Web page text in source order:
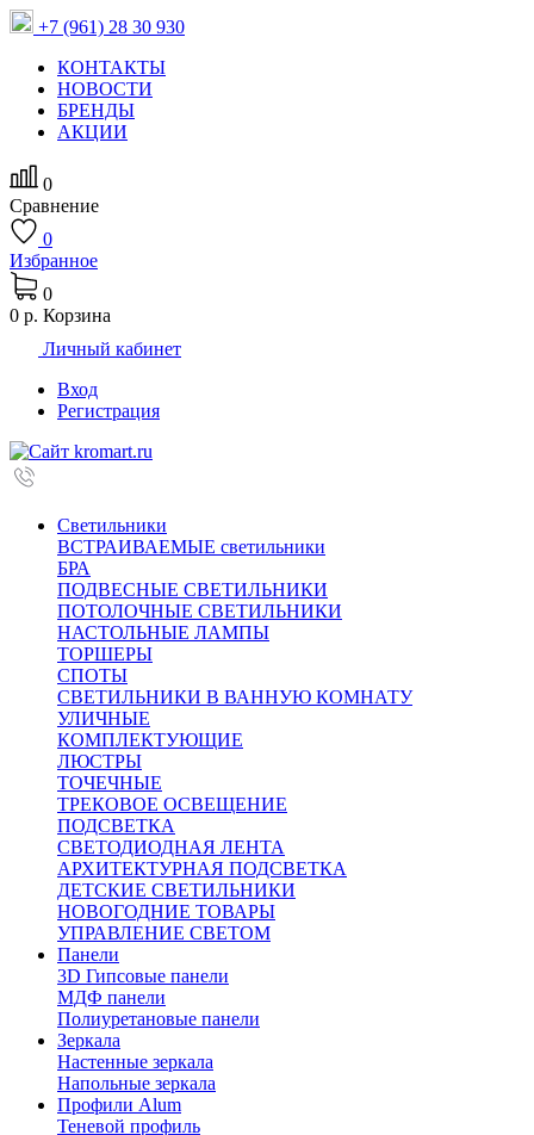
+7 (961) 28 30 930
КОНТАКТЫ
НОВОСТИ
БРЕНДЫ
АКЦИИ
0
Сравнение
0
Избранное
0
0 р. Корзина
Личный кабинет
Вход
Регистрация
Светильники
ВСТРАИВАЕМЫЕ светильники
БРА
ПОДВЕСНЫЕ СВЕТИЛЬНИКИ
ПОТОЛОЧНЫЕ СВЕТИЛЬНИКИ
НАСТОЛЬНЫЕ ЛАМПЫ
ТОРШЕРЫ
СПОТЫ
СВЕТИЛЬНИКИ В ВАННУЮ КОМНАТУ
УЛИЧНЫЕ
КОМПЛЕКТУЮЩИЕ
ЛЮСТРЫ
ТОЧЕЧНЫЕ
ТРЕКОВОЕ ОСВЕЩЕНИЕ
ПОДСВЕТКА
СВЕТОДИОДНАЯ ЛЕНТА
АРХИТЕКТУРНАЯ ПОДСВЕТКА
ДЕТСКИЕ СВЕТИЛЬНИКИ
НОВОГОДНИЕ ТОВАРЫ
УПРАВЛЕНИЕ СВЕТОМ
Панели
3D Гипсовые панели
МДФ панели
Полиуретановые панели
Зеркала
Настенные зеркала
Напольные зеркала
Профили Alum
Теневой профиль